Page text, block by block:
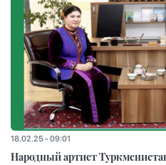
18.02.25 - 09:01
Народный артист